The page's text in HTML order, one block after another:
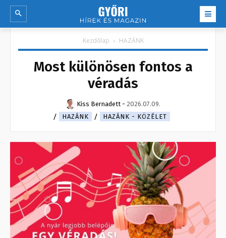
Kezdőlap HAZÁNK
Most különösen fontos a
véradás
Kiss Bernadett - 2026.07.09.
HAZÁNK
HAZÁNK - KÖZÉLET